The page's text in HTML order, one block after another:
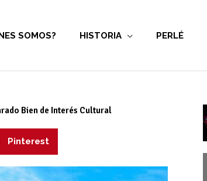
SOMOS? HISTORIA PERLÉ
Bien de Interés Cultural
Pinterest